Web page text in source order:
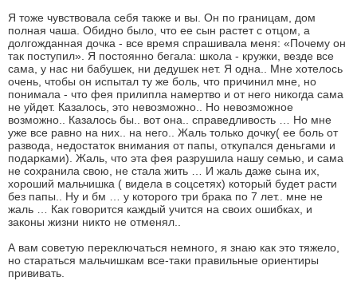
Я тоже чувствовала себя также и вы. Он по границам, дом
полная чаша. Обидно было, что ее сын растет с отцом, а
долгожданная дочка - все время спрашивала меня: «Почему он
так поступил». Я постоянно бегала: школа - кружки, везде все
сама, у нас ни бабушек, ни дедушек нет. Я одна.. Мне хотелось
очень, чтобы он испытал ту же боль, что причинил мне, но
понимала - что фея прилипла намертво и от него никогда сама
не уйдет. Казалось, это невозможно.. Но невозможное
возможно.. Казалось бы.. вот она.. справедливость … Но мне
уже все равно на них.. на него.. Жаль только дочку( ее боль от
развода, недостаток внимания от папы, откупался деньгами и
подарками). Жаль, что эта фея разрушила нашу семью, и сама
не сохранила свою, не стала жить … И жаль даже сына их,
хороший мальчишка ( видела в соцсетях) который будет расти
без папы.. Ну и бм … у которого три брака по 7 лет.. мне не
жаль … Как говорится каждый учится на своих ошибках, и
законы жизни никто не отменял..
А вам советую переключаться немного, я знаю как это тяжело,
но стараться мальчишкам все-таки правильные ориентиры
прививать.